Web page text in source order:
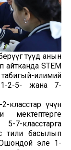
өтүүдө анын
айтканда STEM
илимий
1-2-5- жана 7-
класстар үчүн
класстарга
тили басылып
эле 1-